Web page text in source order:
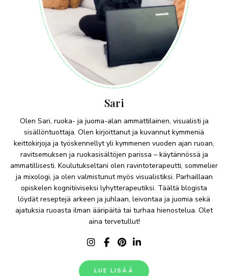
Sari
Olen Sari, ruoka- ja juoma-alan ammattilainen, visualisti ja
sisällöntuottaja. Olen kirjoittanut ja kuvannut kymmeniä
keittokirjoja ja työskennellyt yli kymmenen vuoden ajan ruoan,
ravitsemuksen ja ruokasisältöjen parissa – käytännössä ja
ammatillisesti. Koulutukseltani olen ravintoterapeutti, sommelier
ja mixologi, ja olen valmistunut myös visualistiksi. Parhaillaan
opiskelen kognitiiviseksi lyhytterapeutiksi. Täältä blogista
löydät reseptejä arkeen ja juhlaan, leivontaa ja juomia sekä
ajatuksia ruoasta ilman ääripäitä tai turhaa hienostelua. Olet
aina tervetullut!
LUE LISÄÄ